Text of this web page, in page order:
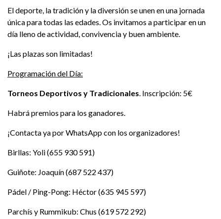
El deporte, la tradición y la diversión se unen en una jornada
única para todas las edades. Os invitamos a participar en un
día lleno de actividad, convivencia y buen ambiente.
¡Las plazas son limitadas!
Programación del Día:
Torneos Deportivos y Tradicionales . Inscripción: 5€
Habrá premios para los ganadores.
¡Contacta ya por WhatsApp con los organizadores!
Birllas: Yoli (655 930 591)
Guiñote: Joaquín (687 522 437)
Pádel / Ping-Pong: Héctor (635 945 597)
Parchís y Rummikub: Chus (619 572 292)